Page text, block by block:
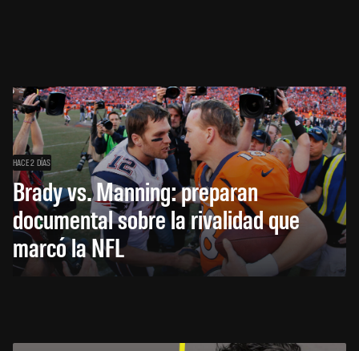
HACE 2 DÍAS
Brady vs. Manning: preparan
documental sobre la rivalidad que
marcó la NFL